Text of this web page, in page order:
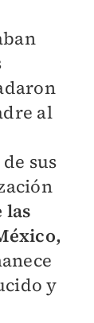
al
sus
las
y